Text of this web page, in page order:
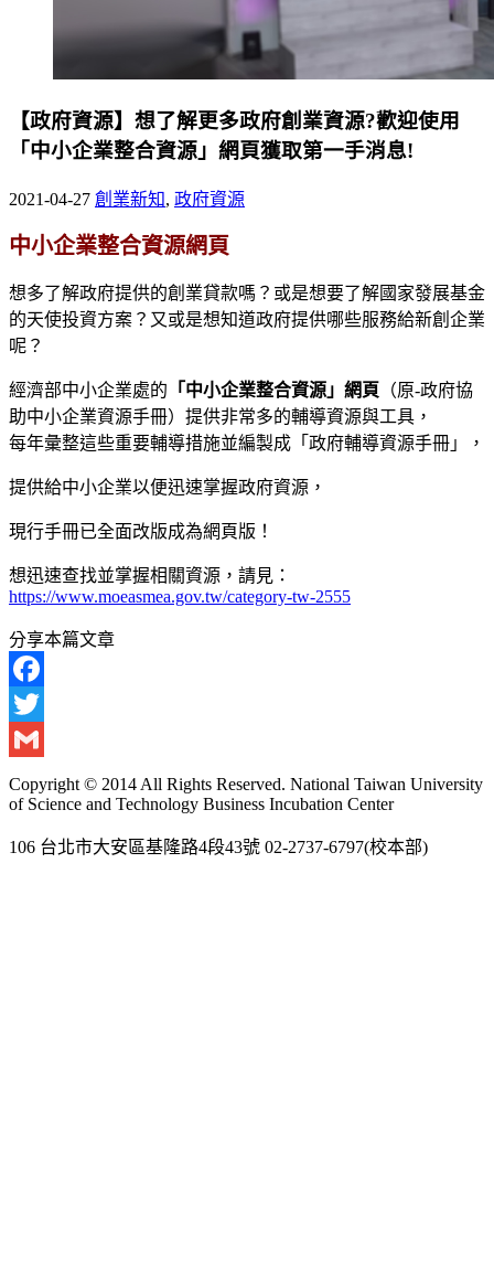
【政府資源】想了解更多政府創業資源?歡迎使用
「中小企業整合資源」網頁獲取第一手消息!
2021-04-27 創業新知, 政府資源
中小企業整合資源網頁
想多了解政府提供的創業貸款嗎？或是想要了解國家發展基金
的天使投資方案？又或是想知道政府提供哪些服務給新創企業
呢？
經濟部中小企業處的 「中小企業整合資源」網頁 （原-政府協
助中小企業資源手冊）提供非常多的輔導資源與工具，
每年彙整這些重要輔導措施並編製成「政府輔導資源手冊」，
提供給中小企業以便迅速掌握政府資源，
現行手冊已全面改版成為網頁版！
想迅速查找並掌握相關資源，請見：
https://www.moeasmea.gov.tw/category-tw-2555
分享本篇文章
Facebook
Twitter
Gmail
Copyright © 2014 All Rights Reserved. National Taiwan University
of Science and Technology Business Incubation Center
106 台北市大安區基隆路4段43號 02-2737-6797(校本部)